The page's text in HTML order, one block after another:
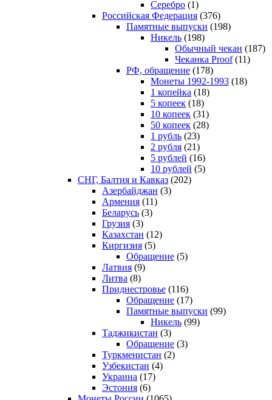
Серебро (1)
Российская Федерация (376)
Памятные выпуски (198)
Никель (198)
Обычный чекан (187)
Чеканка Proof(11)
РФ, обращение (178)
Монеты 1992-1993 (18)
1 копейка (18)
5 копеек (18)
10 копеек (31)
50 копеек (28)
1 рубль (23)
2 рубля (21)
5 рублей (16)
10 рублей (5)
СНГ, Балтия и Кавказ (202)
Азербайджан (3)
Армения (11)
Беларусь (3)
Грузия (3)
Казахстан (12)
Киргизия (5)
Обращение (5)
Латвия (9)
Литва (8)
Приднестровье (116)
Обращение (17)
Памятные выпуски (99)
Никель (99)
Таджикистан (3)
Обращение (3)
Туркменистан (2)
Узбекистан (4)
Украина (17)
Эстония (6)